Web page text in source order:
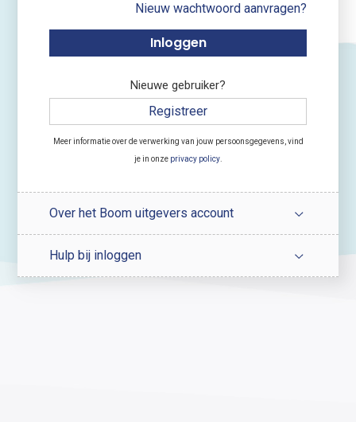
Nieuw wachtwoord aanvragen?
Nieuwe gebruiker?
Registreer
Meer informatie over de verwerking van jouw persoonsgegevens, vind
je in onze privacy policy.
Over het Boom uitgevers account
Hulp bij inloggen